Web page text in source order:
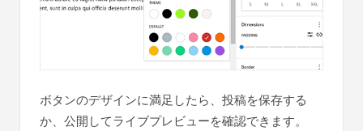
ボタンのデザインに満足したら、投稿を保存する
か、公開してライブプレビューを確認できます。